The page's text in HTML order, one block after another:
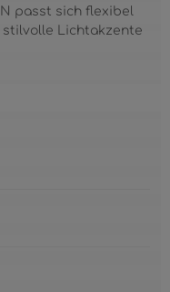
passt sich flexibel
stilvolle Lichtakzente